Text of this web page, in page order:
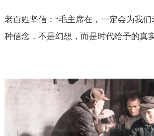
老百姓坚信： “毛主席在，一定会为我们
种信念，不是幻想，而是时代给予的真